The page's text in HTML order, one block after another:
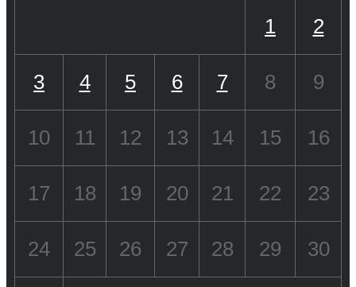
1 2
3 4 5 6 7 8 9
10 11 12 13 14 15 16
17 18 19 20 21 22 23
24 25 26 27 28 29 30